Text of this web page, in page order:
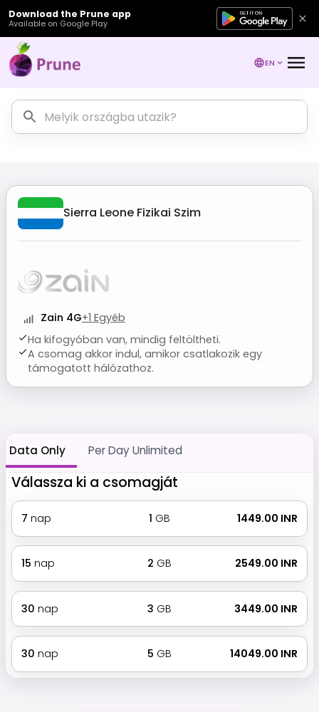
Download the Prune app
Available on Google Play
EN
Sierra Leone Fizikai Szim
Zain 4G+1 Egyéb
Ha kifogyóban van, mindig feltöltheti.
A csomag akkor indul, amikor csatlakozik egy
támogatott hálózathoz.
Data Only Per Day Unlimited
Válassza ki a csomagját
7 nap 1 GB ₹ 1449.00 INR
15 nap 2 GB ₹ 2549.00 INR
30 nap 3 GB ₹ 3449.00 INR
30 nap 5 GB ₹ 14049.00 INR